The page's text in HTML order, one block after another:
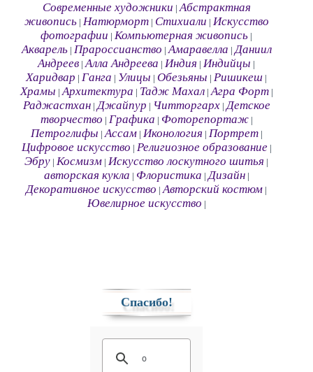
Современные художники |Абстрактная
живопись| Натюрморт| Стихиали Искусство
фотографии |Компьютерная живопись
Акварель| Прароссианство |Амаравелла |Даниил
Андреев |Алла Андреева |Индия |Индийцы
Харидвар |Ганга Улицы |Обезьяны |Ришикеш
Храмы |Архитектура Тадж Махал|Агра Форт|
Раджастхан|Джайпур Читторгарх|Детское
творчество Графика Фоторепортаж|
Петроглифы |Ассам| Иконология Портрет|
Цифровое искусство Религиозное образование|
Эбру |Космизм |Искусство лоскутного шитья
авторская кукла Флористика |Дизайн|
Декоративное искусство |Авторский костюм
Ювелирное искусство
Спасибо!